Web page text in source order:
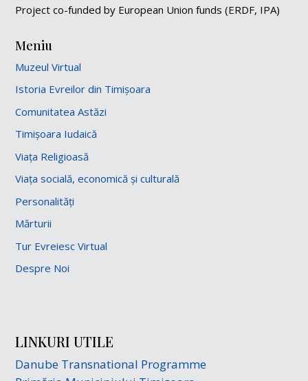
Project co-funded by European Union funds (ERDF, IPA)
Meniu
Muzeul Virtual
Istoria Evreilor din Timișoara
Comunitatea Astăzi
Timișoara Iudaică
Viața Religioasă
Viața socială, economică și culturală
Personalități
Mărturii
Tur Evreiesc Virtual
Despre Noi
LINKURI UTILE
Danube Transnational Programme